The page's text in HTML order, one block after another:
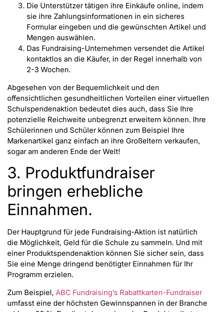
Die Unterstützer tätigen ihre Einkäufe online, indem
sie ihre Zahlungsinformationen in ein sicheres
Formular eingeben und die gewünschten Artikel und
Mengen auswählen.
Das Fundraising-Unternehmen versendet die Artikel
kontaktlos an die Käufer, in der Regel innerhalb von
2-3 Wochen.
Abgesehen von der Bequemlichkeit und den
offensichtlichen gesundheitlichen Vorteilen einer virtuellen
Schulspendenaktion bedeutet dies auch, dass Sie Ihre
potenzielle Reichweite unbegrenzt erweitern können. Ihre
Schülerinnen und Schüler können zum Beispiel Ihre
Markenartikel ganz einfach an ihre Großeltern verkaufen,
sogar am anderen Ende der Welt!
3. Produktfundraiser
bringen erhebliche
Einnahmen.
Der Hauptgrund für jede Fundraising-Aktion ist natürlich
die Möglichkeit, Geld für die Schule zu sammeln. Und mit
einer Produktspendenaktion können Sie sicher sein, dass
Sie eine Menge dringend benötigter Einnahmen für Ihr
Programm erzielen.
Zum Beispiel, ABC Fundraising’s Rabattkarten-Fundraiser
umfasst eine der höchsten Gewinnspannen in der Branche